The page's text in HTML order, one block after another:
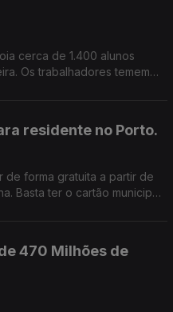
cerca de 1.400 alunos
Os trabalhadores temem
residente no Porto.
forma gratuita a partir de
Basta ter o cartão municipal
470 Milhões de